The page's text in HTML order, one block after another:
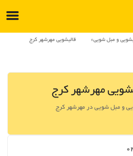
و مبل شویی قالیشویی مهرشهر کرج
مهرشهر کرج
و مبل شویی در مهرشهر کرج